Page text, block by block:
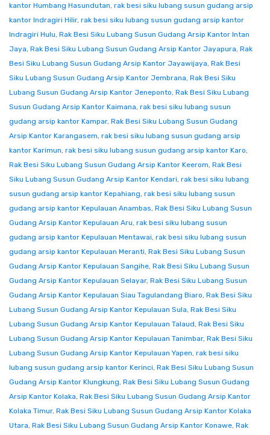
kantor Humbang Hasundutan, rak besi siku lubang susun gudang arsip
kantor Indragiri Hilir, rak besi siku lubang susun gudang arsip kantor
Indragiri Hulu, Rak Besi Siku Lubang Susun Gudang Arsip Kantor Intan
Jaya, Rak Besi Siku Lubang Susun Gudang Arsip Kantor Jayapura, Rak
Besi Siku Lubang Susun Gudang Arsip Kantor Jayawijaya, Rak Besi
Siku Lubang Susun Gudang Arsip Kantor Jembrana, Rak Besi Siku
Lubang Susun Gudang Arsip Kantor Jeneponto, Rak Besi Siku Lubang
Susun Gudang Arsip Kantor Kaimana, rak besi siku lubang susun
gudang arsip kantor Kampar, Rak Besi Siku Lubang Susun Gudang
Arsip Kantor Karangasem, rak besi siku lubang susun gudang arsip
kantor Karimun, rak besi siku lubang susun gudang arsip kantor Karo,
Rak Besi Siku Lubang Susun Gudang Arsip Kantor Keerom, Rak Besi
Siku Lubang Susun Gudang Arsip Kantor Kendari, rak besi siku lubang
susun gudang arsip kantor Kepahiang, rak besi siku lubang susun
gudang arsip kantor Kepulauan Anambas, Rak Besi Siku Lubang Susun
Gudang Arsip Kantor Kepulauan Aru, rak besi siku lubang susun
gudang arsip kantor Kepulauan Mentawai, rak besi siku lubang susun
gudang arsip kantor Kepulauan Meranti, Rak Besi Siku Lubang Susun
Gudang Arsip Kantor Kepulauan Sangihe, Rak Besi Siku Lubang Susun
Gudang Arsip Kantor Kepulauan Selayar, Rak Besi Siku Lubang Susun
Gudang Arsip Kantor Kepulauan Siau Tagulandang Biaro, Rak Besi Siku
Lubang Susun Gudang Arsip Kantor Kepulauan Sula, Rak Besi Siku
Lubang Susun Gudang Arsip Kantor Kepulauan Talaud, Rak Besi Siku
Lubang Susun Gudang Arsip Kantor Kepulauan Tanimbar, Rak Besi Siku
Lubang Susun Gudang Arsip Kantor Kepulauan Yapen, rak besi siku
lubang susun gudang arsip kantor Kerinci, Rak Besi Siku Lubang Susun
Gudang Arsip Kantor Klungkung, Rak Besi Siku Lubang Susun Gudang
Arsip Kantor Kolaka, Rak Besi Siku Lubang Susun Gudang Arsip Kantor
Kolaka Timur, Rak Besi Siku Lubang Susun Gudang Arsip Kantor Kolaka
Utara, Rak Besi Siku Lubang Susun Gudang Arsip Kantor Konawe, Rak